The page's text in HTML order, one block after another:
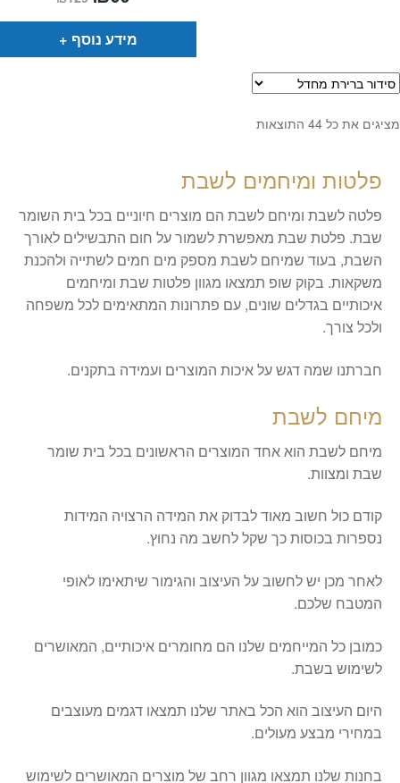
היה:
₪129.
הוא:
מידע נוסף
מציגים את כל ⁦44⁩ התוצאות
פלטות ומיחמים לשבת
פלטה לשבת ומיחם לשבת הם מוצרים חיוניים בכל בית השומר
שבת. פלטת שבת מאפשרת לשמור על חום התבשילים לאורך
השבת, בעוד שמיחם לשבת מספק מים חמים לשתייה ולהכנת
משקאות. בקוק שופ תמצאו מגוון פלטות שבת ומיחמים
איכותיים בגדלים שונים, עם פתרונות המתאימים לכל משפחה
ולכל צורך.
חברתנו שמה דגש על איכות המוצרים ועמידה בתקנים.
מיחם לשבת
מיחם לשבת הוא אחד המוצרים הראשונים בכל בית שומר
שבת ומצוות.
קודם כול חשוב מאוד לבדוק את המידה הרצויה המידות
נספרות בכוסות כך שקל לחשב מה נחוץ.
לאחר מכן יש לחשוב על העיצוב והגימור שיתאימו לאופי
המטבח שלכם.
כמובן כל המייחמים שלנו הם מחומרים איכותיים, המאושרים
לשימוש בשבת.
היום העיצוב הוא הכל באתר שלנו תמצאו דגמים מעוצבים
במחירי מבצע מעולים.
בחנות שלנו תמצאו מגוון רחב של מוצרים המאושרים לשימוש